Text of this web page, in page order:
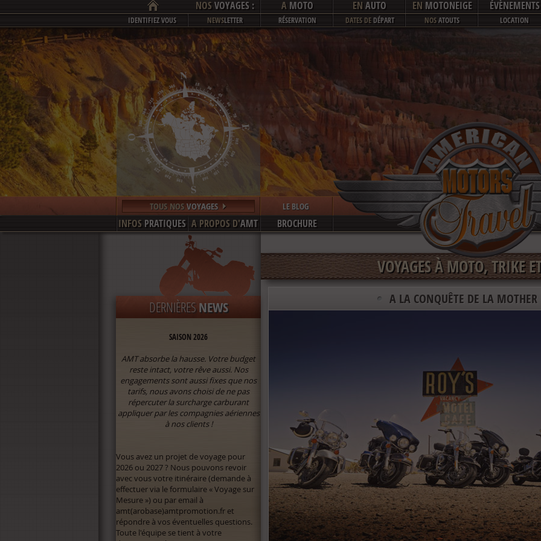
NOS VOYAGES : AMOTO EN AUTO EN MOTONEIGE ÉVÈNEMENTS
IDENTIFIEZ VOUS NEWSLETTER RÉSERVATION DATES DEDÉPART NOSATOUTS LOCATION
TOUS NOSVOYAGES LE BLOG
INFOS PRATIQUES A PROPOS D'AMT BROCHURE
DERNIÈRESNEWS
SURCHARGE CARBURANT 2026 :
reste intact, votre rêve aussi. Nos
engagements sont aussi fixes que nos
tarifs, nous avons choisi de ne pas
répercuter la surcharge carburant
appliquer par les compagnies aériennes
à nos clients !
2026 ou 2027 ? Nous pouvons revoir
avec vous votre itinéraire (demande à
effectuer via le formulaire « Voyage sur
Mesure ») ou par email à
amt(arobase)amtpromotion.fr et
répondre à vos éventuelles questions.
Toute l'équipe se tient à votre
disposition si besoin.
VOYAGES À MOTO, TRIKE
A LA CONQUÊTE DE LA MOTHER